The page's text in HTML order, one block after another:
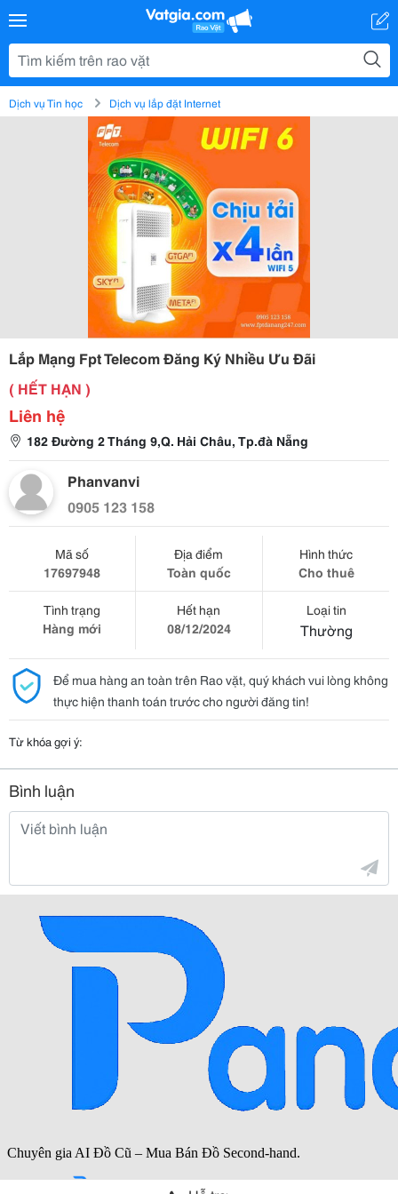
Dịch vụ Tin học Dịch vụ lắp đặt Internet
Lắp Mạng Fpt Telecom Đăng Ký Nhiều Ưu Đãi
( HẾT HẠN )
Liên hệ
182 Đường 2 Tháng 9,Q. Hải Châu, Tp.đà Nẵng
Phanvanvi
0905 123 158
Mã số
17697948
Địa điểm
Toàn quốc
Hình thức
Cho thuê
Tình trạng
Hàng mới
Hết hạn
08/12/2024
Loại tin
Thường
Để mua hàng an toàn trên Rao vặt, quý khách vui lòng không
thực hiện thanh toán trước cho người đăng tin!
Từ khóa gợi ý:
Bình luận